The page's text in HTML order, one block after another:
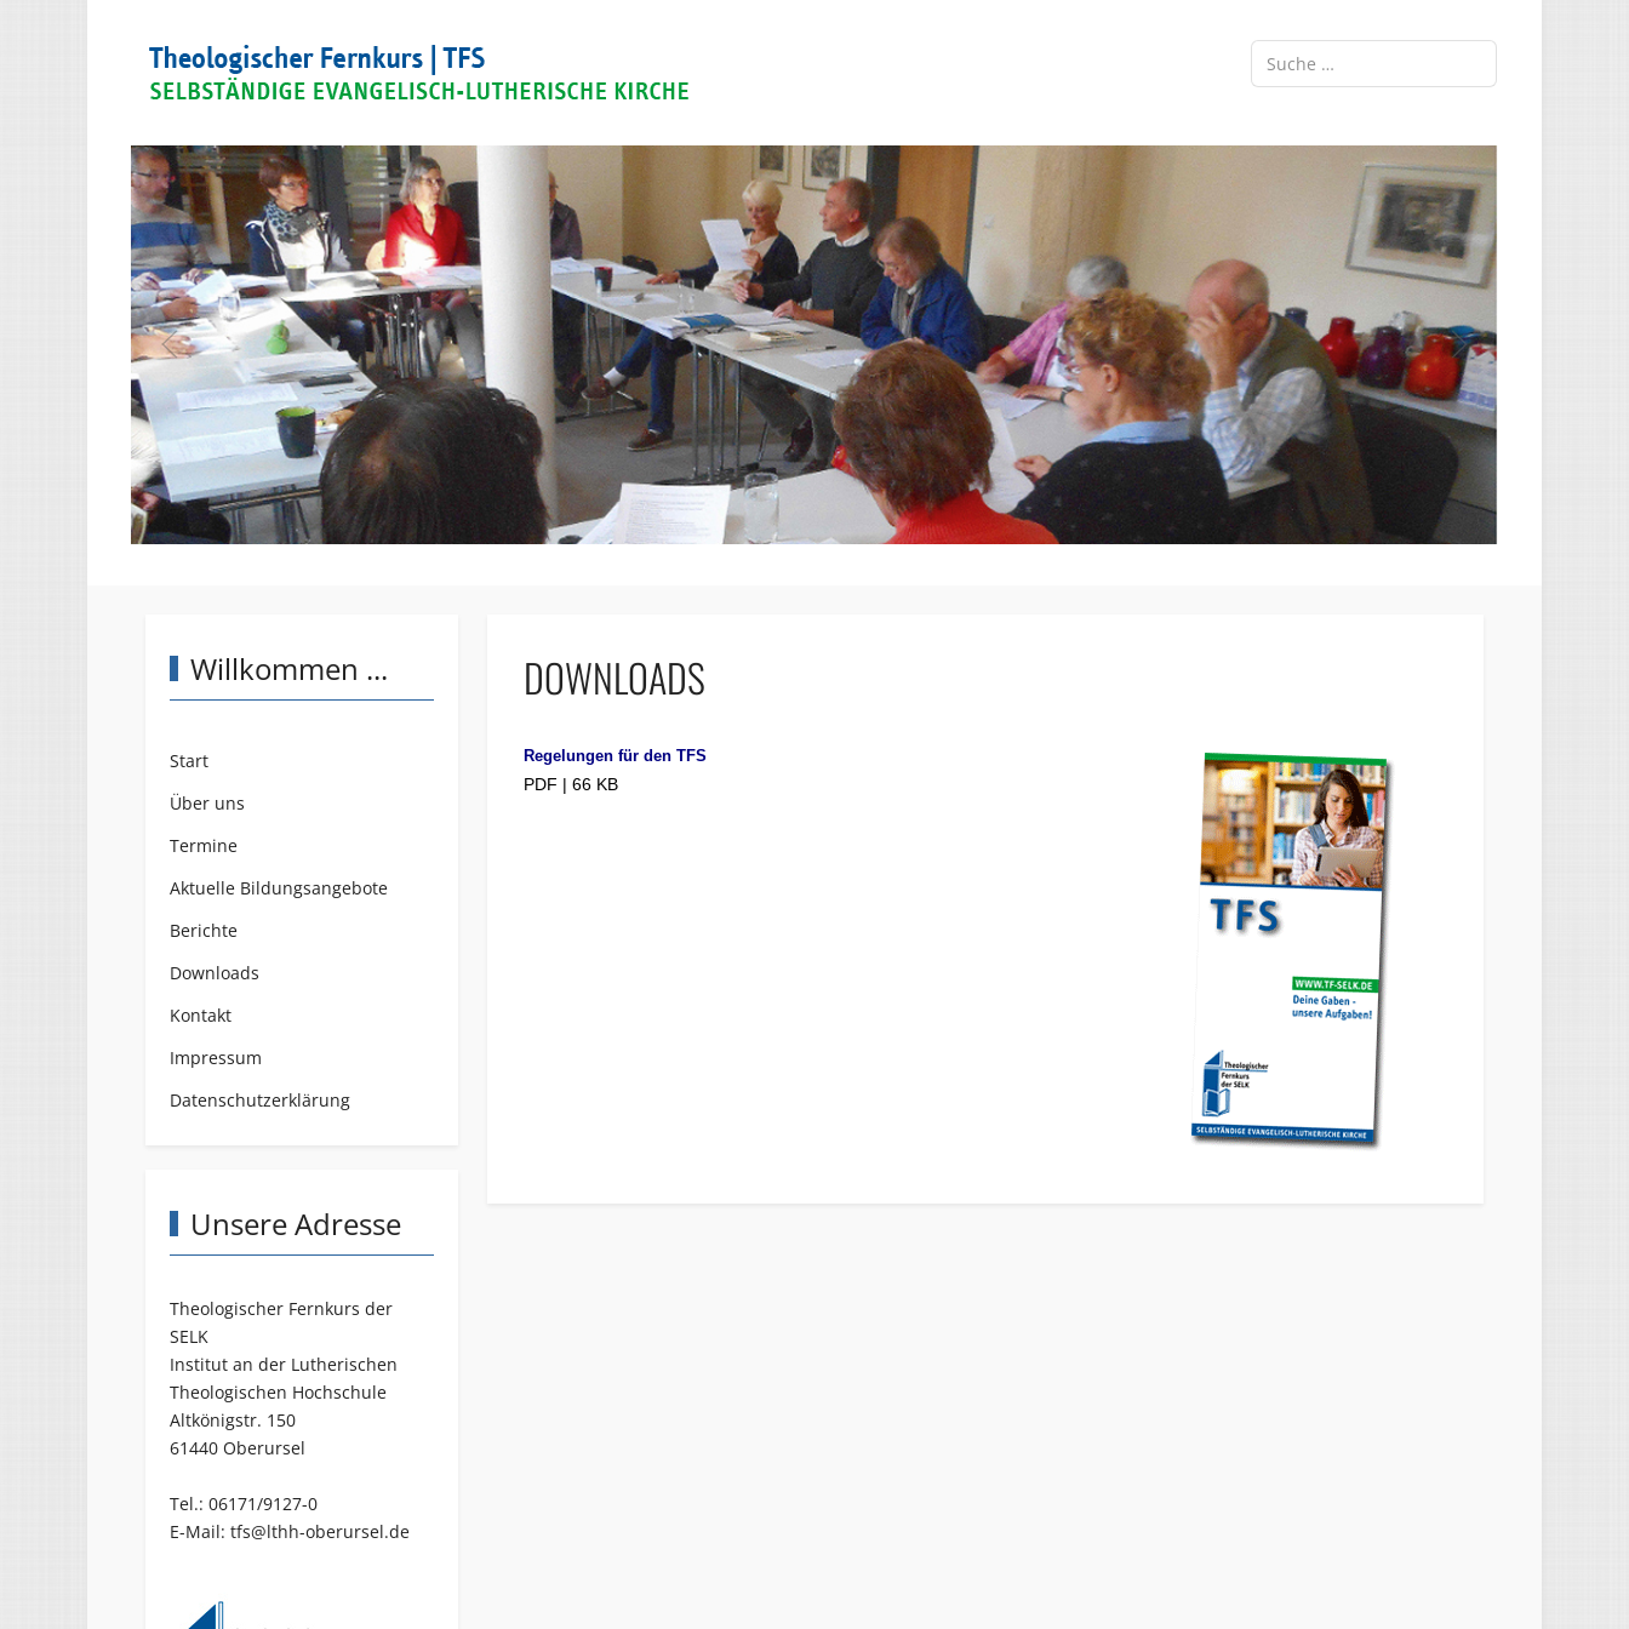
Suchen
Willkommen ...
Start
Über uns
Termine
Aktuelle Bildungsangebote
Berichte
Downloads
Kontakt
Impressum
Datenschutzerklärung
Unsere Adresse
Theologischer Fernkurs der
SELK
Institut an der Lutherischen
Theologischen Hochschule
Altkönigstr. 150
61440 Oberursel
Tel.: 06171/9127-0
E-Mail: tfs@lthh-oberursel.de
DOWNLOADS
Regelungen für den TFS
PDF | 66 KB